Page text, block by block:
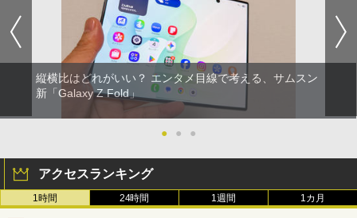
縦横比はどれがいい？ エンタメ目線で考える、サムスン
新「Galaxy Z Fold」
● ● ●
アクセスランキング
1時間 24時間 1週間 1カ月